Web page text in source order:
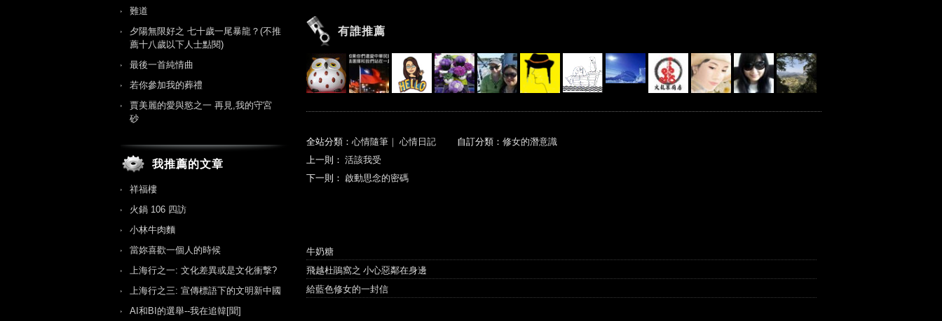
有誰推薦
全站分類： 心情隨筆 ｜ 心情日記 自訂分類： 修女的潛意識
上一則： 活該我受
下一則： 啟動思念的密碼
牛奶糖
飛越杜鵑窩之 小心惡鄰在身邊
給藍色修女的一封信
難道
夕陽無限好之 七十歲一尾暴龍？(不推
薦十八歲以下人士點閱)
最後一首純情曲
若你參加我的葬禮
賈美麗的愛與慾之一 再見,我的守宮
砂
我推薦的文章
祥福樓
火鍋 106 四訪
小林牛肉麵
當妳喜歡一個人的時候
上海行之一: 文化差異或是文化衝撃?
上海行之三: 宣傳標語下的文明新中國
AI和BI的選舉--我在追韓[聞]